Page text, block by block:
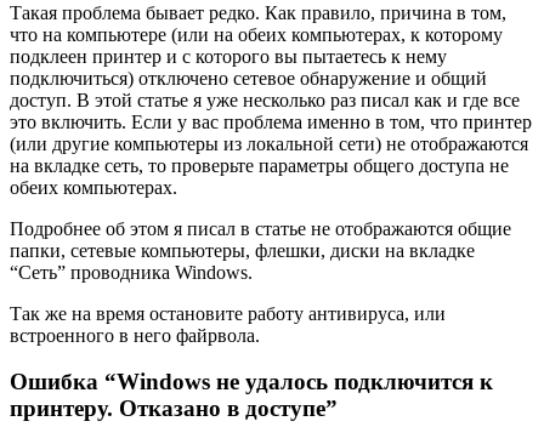
Такая проблема бывает редко. Как правило, причина в том,
что на компьютере (или на обеих компьютерах, к которому
подклеен принтер и с которого вы пытаетесь к нему
подключиться) отключено сетевое обнаружение и общий
доступ. В этой статье я уже несколько раз писал как и где все
это включить. Если у вас проблема именно в том, что принтер
(или другие компьютеры из локальной сети) не отображаются
на вкладке сеть, то проверьте параметры общего доступа не
обеих компьютерах.
Подробнее об этом я писал в статье не отображаются общие
папки, сетевые компьютеры, флешки, диски на вкладке
“Сеть” проводника Windows.
Так же на время остановите работу антивируса, или
встроенного в него файрвола.
Ошибка “Windows не удалось подключится к
принтеру. Отказано в доступе”